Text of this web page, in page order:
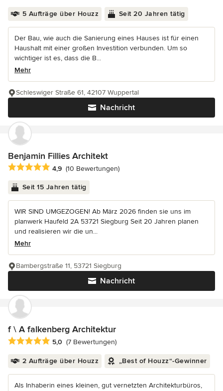
5 Aufträge über Houzz Seit 20 Jahren tätig
Der Bau, wie auch die Sanierung eines Hauses ist für einen
Haushalt mit einer großen Investition verbunden. Um so
wichtiger ist es, dass die B...
Mehr
Nachricht
Schleswiger Straße 61, 42107 Wuppertal
Benjamin Fillies Architekt
Durchschnittliche Bewertung: 4.9 von 5 Sternen
4,9 (10 Bewertungen)
Seit 15 Jahren tätig
WIR SIND UMGEZOGEN! Ab März 2026 finden sie uns im
planwerk Haufeld 2A 53721 Siegburg Seit 20 Jahren planen
und realisieren wir die un...
Mehr
Nachricht
Bambergstraße 11, 53721 Siegburg
f \ A falkenberg Architektur
Durchschnittliche Bewertung: 5 von 5 Sternen
5,0 (7 Bewertungen)
2 Aufträge über Houzz „Best of Houzz“-Gewinner
Als Inhaberin eines kleinen, gut vernetzten Architekturbüros,